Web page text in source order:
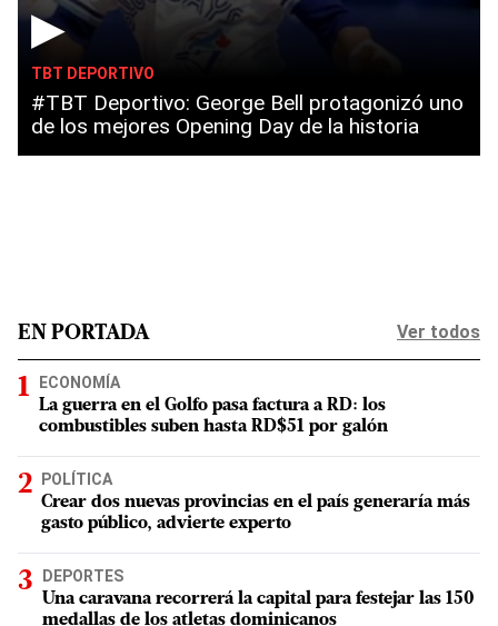
▶
TBT DEPORTIVO
#TBT Deportivo: George Bell protagonizó uno
de los mejores Opening Day de la historia
EN PORTADA Ver todos
ECONOMÍA
La guerra en el Golfo pasa factura a RD: los
combustibles suben hasta RD$51 por galón
POLÍTICA
Crear dos nuevas provincias en el país generaría más
gasto público, advierte experto
DEPORTES
Una caravana recorrerá la capital para festejar las 150
medallas de los atletas dominicanos